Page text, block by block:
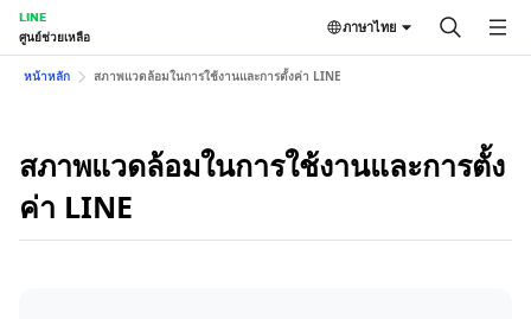
LINE
ศูนย์ช่วยเหลือ
ภาษาไทย
หน้าหลัก สภาพแวดล้อมในการใช้งานและการตั้งค่า LINE
สภาพแวดล้อมในการใช้งานและการตั้ง
ค่า LINE